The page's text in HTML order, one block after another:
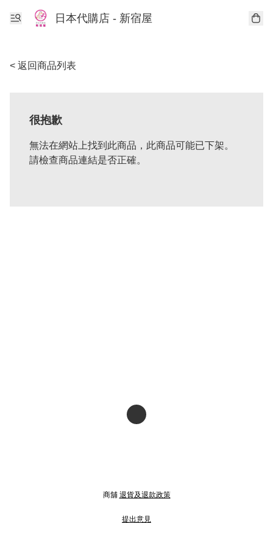
日本代購店 - 新宿屋
< 返回商品列表
很抱歉
無法在網站上找到此商品，此商品可能已下架。
請檢查商品連結是否正確。
商舖 退貨及退款政策
提出意見